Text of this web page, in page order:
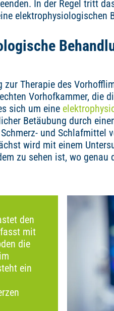
In der Regel tritt
elektrophysiologischen
zur Therapie des
Vorhofkammer, die
sich um eine
Betäubung durch
und Schlafmittel
wird mit einem
zu sehen ist, wo
den
mit
die
ein